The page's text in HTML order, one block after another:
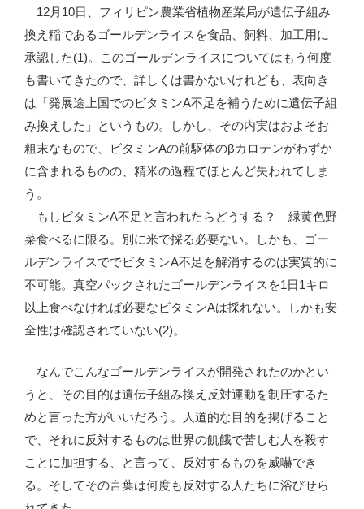
12月10日、フィリピン農業省植物産業局が遺伝子組み
換え稲であるゴールデンライスを食品、飼料、加工用に
承認した(1)。このゴールデンライスについてはもう何度
も書いてきたので、詳しくは書かないけれども、表向き
は「発展途上国でのビタミンA不足を補うために遺伝子組
み換えした」というもの。しかし、その内実はおよそお
粗末なもので、ビタミンAの前駆体のβカロテンがわずか
に含まれるものの、精米の過程でほとんど失われてしま
う。
もしビタミンA不足と言われたらどうする？ 緑黄色野
菜食べるに限る。別に米で採る必要ない。しかも、ゴー
ルデンライスででビタミンA不足を解消するのは実質的に
不可能。真空パックされたゴールデンライスを1日1キロ
以上食べなければ必要なビタミンAは採れない。しかも安
全性は確認されていない(2)。
なんでこんなゴールデンライスが開発されたのかとい
うと、その目的は遺伝子組み換え反対運動を制圧するた
めと言った方がいいだろう。人道的な目的を掲げること
で、それに反対するものは世界の飢餓で苦しむ人を殺す
ことに加担する、と言って、反対するものを威嚇でき
る。そしてその言葉は何度も反対する人たちに浴びせら